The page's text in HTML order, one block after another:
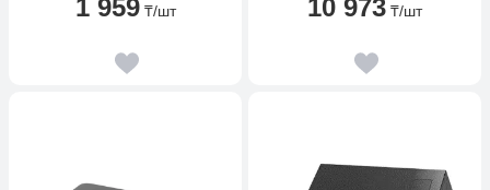
1 959 ₸/шт 10 973 ₸/шт